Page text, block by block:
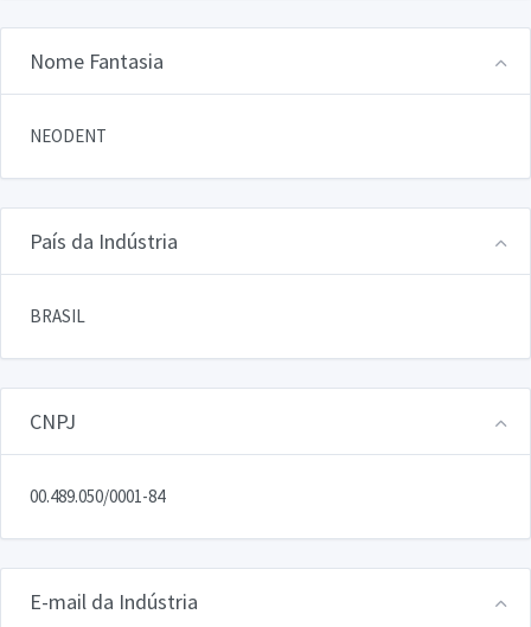
Nome Fantasia
NEODENT
País da Indústria
BRASIL
CNPJ
00.489.050/0001-84
E-mail da Indústria